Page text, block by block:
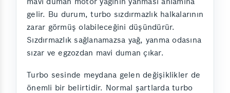
gelir. Bu durum, turbo sızdırmazlık halkalarının
zarar görmüş olabileceğini düşündürür.
Sızdırmazlık sağlanamazsa yağ, yanma odasına
sızar ve egzozdan mavi duman çıkar.
Turbo sesinde meydana gelen değişiklikler de
önemli bir belirtidir. Normal şartlarda turbo